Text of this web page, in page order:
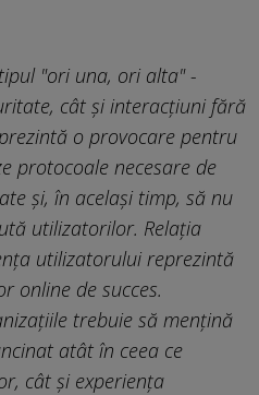
"ori una, ori alta" -
cât și interacțiuni fără
o provocare pentru
protocoale necesare de
și, în același timp, să nu
utilizatorilor. Relația
utilizatorului reprezintă
online de succes.
trebuie să mențină
atât în ceea ce
cât și experiența